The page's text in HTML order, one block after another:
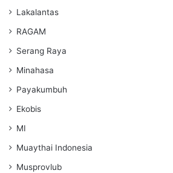
Lakalantas
RAGAM
Serang Raya
Minahasa
Payakumbuh
Ekobis
MI
Muaythai Indonesia
Musprovlub